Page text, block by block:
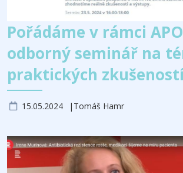
Pořádáme v rámci
odborný seminář na
praktických
15.05.2024 Tomáš Hamr